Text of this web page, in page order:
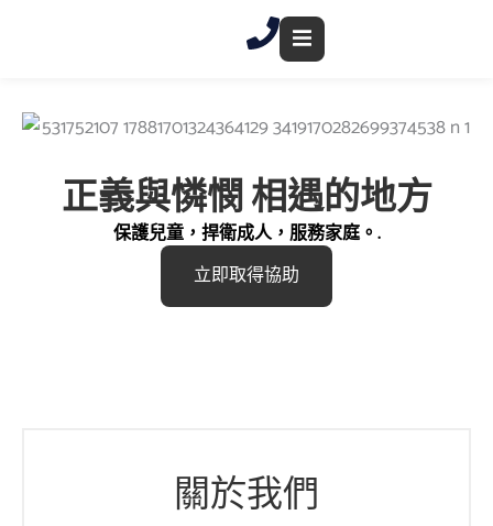
正義與憐憫相遇的地方
保護兒童，捍衛成人，服務家庭。.
立即取得協助
關於我們